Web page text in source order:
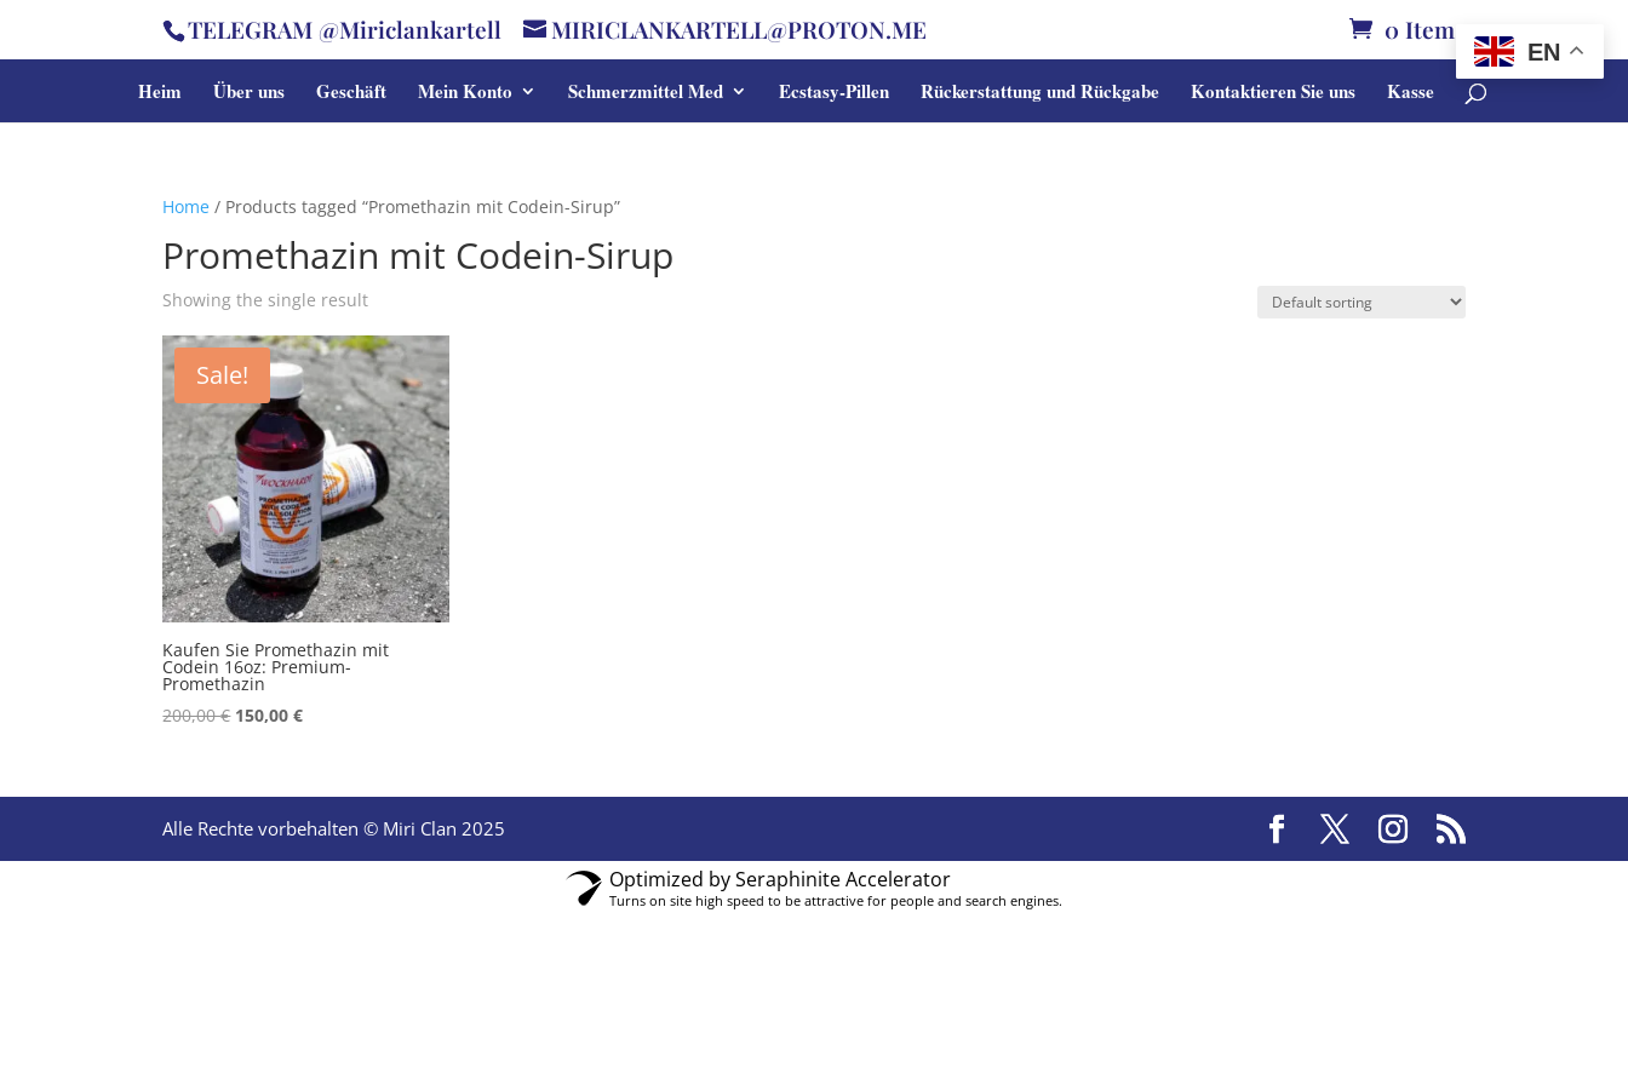
TELEGRAM @Miriclankartell MIRICLANKARTELL@PROTON.ME 0 Items
Heim Über uns Geschäft Mein Konto Schmerzmittel Med Ecstasy-Pillen Rückerstattung und Rückgabe Kontaktieren Sie uns Kasse
Home / Products tagged “Promethazin mit Codein-Sirup”
Promethazin mit Codein-Sirup
Showing the single result
Sale!
Kaufen Sie Promethazin mit
Codein 16oz: Premium-
Promethazin
200,00€ Original
200,00 €.
150,00€Current
150,00 €.
Alle Rechte vorbehalten © Miri Clan 2025
EN
Optimized by Seraphinite Accelerator
Turns on site high speed to be attractive for people and search engines.